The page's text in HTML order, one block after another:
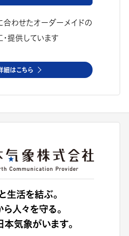
わせたオーダーメイドの
提供しています
細はこちら
生活を結ぶ。
人々を守る。
本気象がいます。